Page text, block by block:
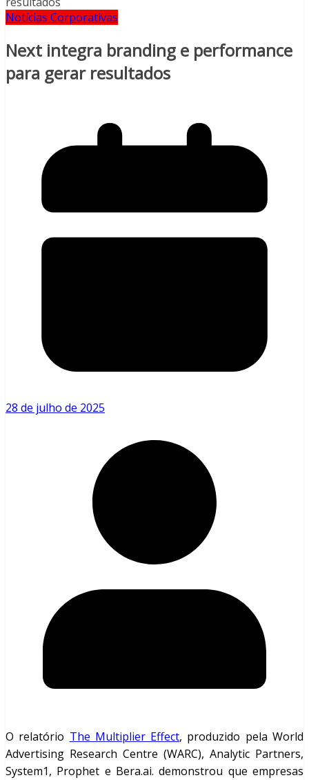
Notícias Corporativas
Next integra branding e performance
para gerar resultados
28 de julho de 2025
O relatório The Multiplier Effect, produzido pela World
Advertising Research Centre (WARC), Analytic Partners,
System1, Prophet e Bera.ai. demonstrou que empresas